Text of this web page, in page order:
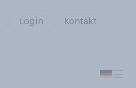
Login Kontakt